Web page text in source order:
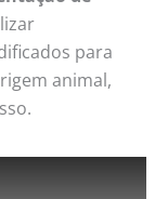
para
animal,